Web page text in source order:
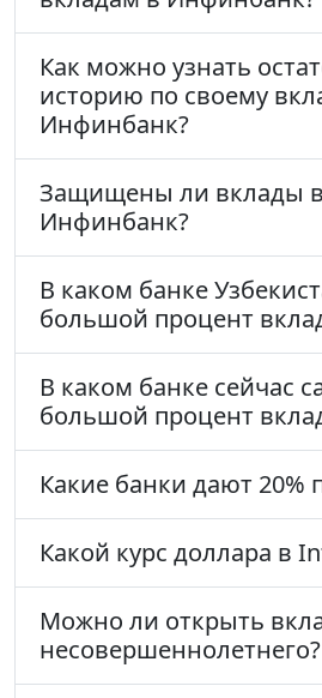
Как можно узнать
историю по своему
Инфинбанк?
Защищены ли вклады в
Инфинбанк?
В каком банке
большой процент
В каком банке сейчас
большой процент
Какие банки дают 20%
Какой курс доллара в
Можно ли открыть
несовершеннолетнего?